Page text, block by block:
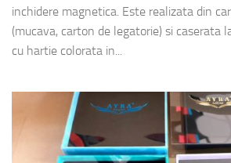
inchidere magnetica. Este realizata din
(mucava, carton de legatorie) si caserata
cu hartie colorata in...